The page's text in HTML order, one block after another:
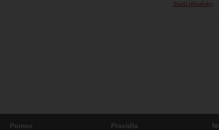
Starší příspěvky
Pomoc Pravidla